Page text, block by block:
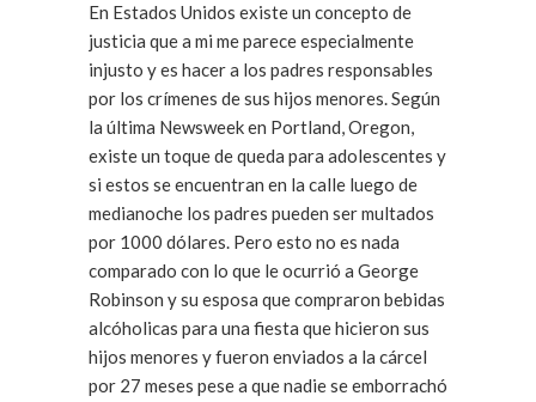
En Estados Unidos existe un concepto de
justicia que a mi me parece especialmente
injusto y es hacer a los padres responsables
por los crímenes de sus hijos menores. Según
la última Newsweek en Portland, Oregon,
existe un toque de queda para adolescentes y
si estos se encuentran en la calle luego de
medianoche los padres pueden ser multados
por 1000 dólares. Pero esto no es nada
comparado con lo que le ocurrió a George
Robinson y su esposa que compraron bebidas
alcóholicas para una fiesta que hicieron sus
hijos menores y fueron enviados a la cárcel
por 27 meses pese a que nadie se emborrachó